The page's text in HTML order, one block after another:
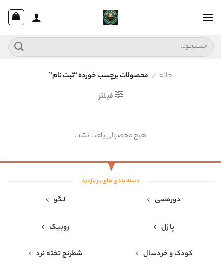
جستجو
برای:
خانه / محصولات برچسب خورده “ثبت نام”
فیلتر
هیچ محصولی یافت نشد.
دسته بندی های پر بازدید
دورهمی لگو
پازل روبیک
کودک و خردسال شطرنج تخته نرد